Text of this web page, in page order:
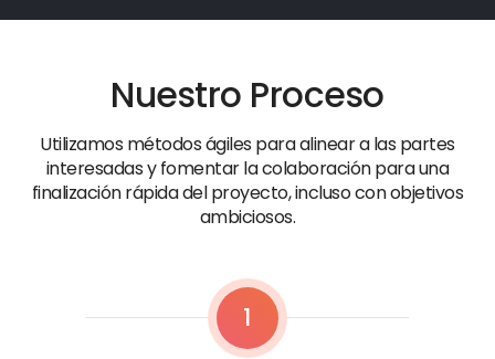
Nuestro Proceso
Utilizamos métodos ágiles para alinear a las partes
interesadas y fomentar la colaboración para una
finalización rápida del proyecto, incluso con objetivos
ambiciosos.
1